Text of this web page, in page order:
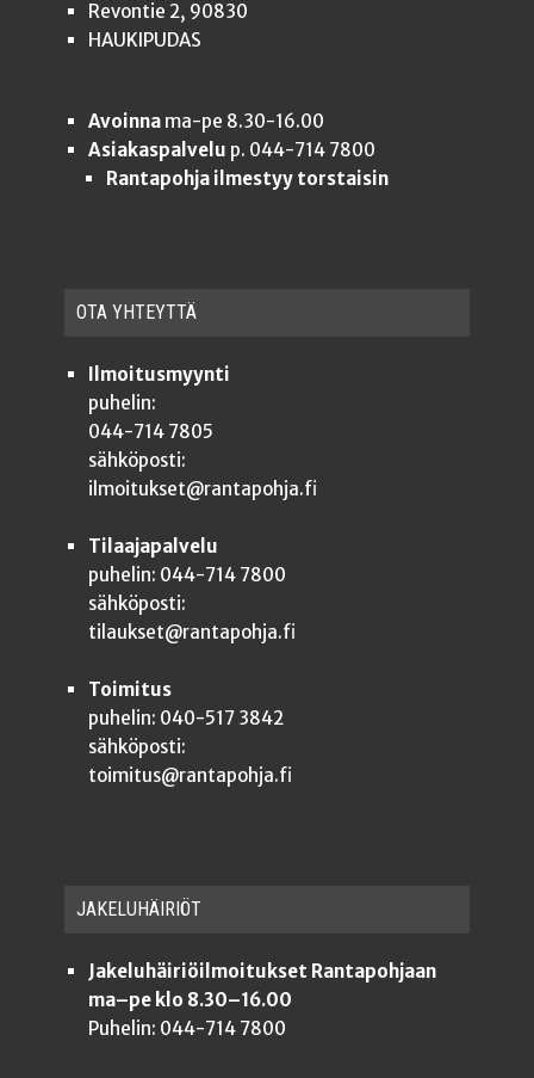
Revontie 2, 90830
HAUKIPUDAS
Avoinnama-pe 8.30-16.00
Asiakaspalvelu p. 044-714 7800
Rantapohja ilmestyy torstaisin
OTA YHTEYT­TÄ
Ilmoitusmyynti
puhelin:
044-714 7805
sähköposti:
ilmoitukset@rantapohja.fi
Tilaajapalvelu
puhelin: 044-714 7800
sähköposti:
tilaukset@rantapohja.fi
Toimitus
puhelin: 040-517 3842
sähköposti:
toimitus@rantapohja.fi
JAKE­LU­HÄI­RIÖT
Jakeluhäiriöilmoitukset Rantapohjaan
ma–pe klo 8.30–16.00
Puhelin: 044-714 7800